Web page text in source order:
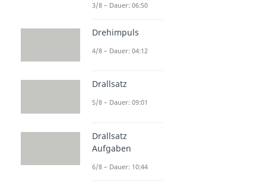
3/8 – Dauer: 06:50
Drehimpuls
4/8 – Dauer: 04:12
Drallsatz
5/8 – Dauer: 09:01
Drallsatz
Aufgaben
6/8 – Dauer: 10:44